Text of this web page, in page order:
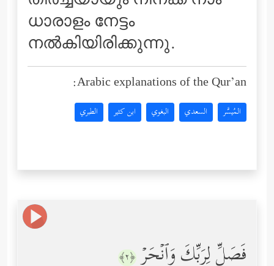
ധാരാളം നേട്ടം
നല്‍കിയിരിക്കുന്നു.
Arabic explanations of the Qur’an:
المُيسَّر السعدي البغوي ابن كثير الطبري
فَصَلِّ لِرَبِّكَ وَٱنۡحَرۡ ﴿٢﴾